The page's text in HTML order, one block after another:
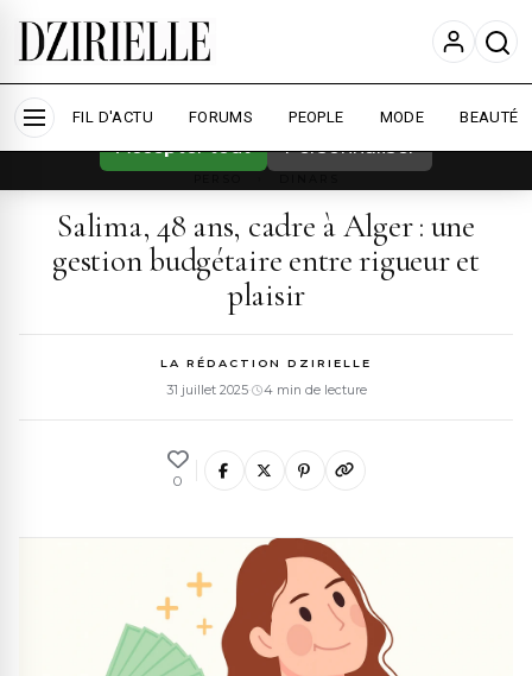
Nous utilisons des cookies pour améliorer
votre expérience et mesurer l'audience. En
Accepter tout Personnaliser
FIL D'ACTU FORUMS PEOPLE MODE BEAUTÉ
Salima, 48 ans, cadre à Alger : une
gestion budgétaire entre rigueur et
plaisir
LA RÉDACTION DZIRIELLE
31 juillet 2025· 4 min de lecture
0